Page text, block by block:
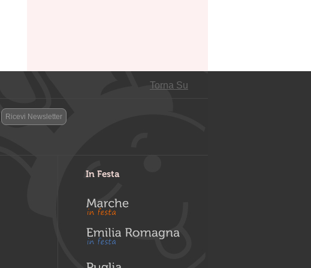
Torna Su
Ricevi Newsletter
In Festa